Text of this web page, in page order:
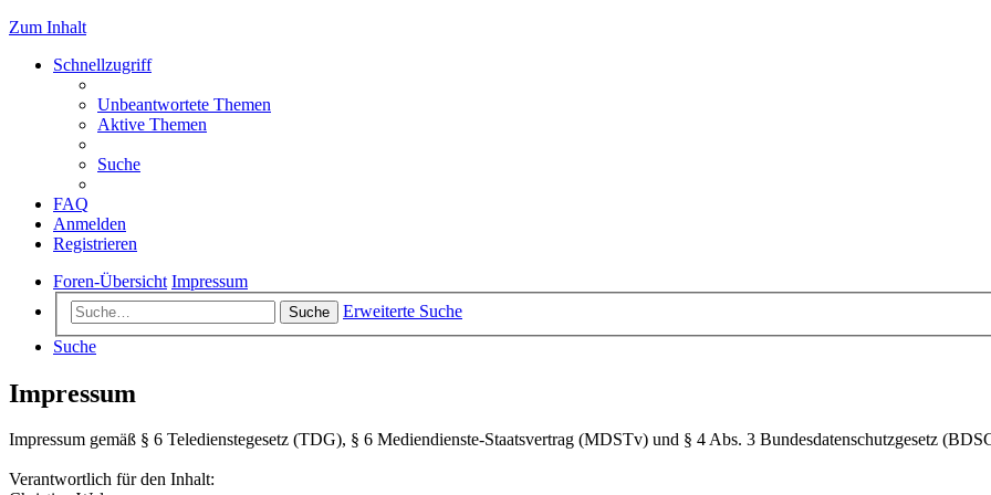
Zum Inhalt
Schnellzugriff
Unbeantwortete Themen
Aktive Themen
Suche
FAQ
Anmelden
Registrieren
Foren-Übersicht Impressum
Suche
Erweiterte Suche
Suche
Impressum
Impressum gemäß § 6 Teledienstegesetz (TDG), § 6 Mediendienste-Staatsvertrag (MDSTv) und § 4 Abs. 3 Bundesdatenschutzgesetz
Verantwortlich für den Inhalt: